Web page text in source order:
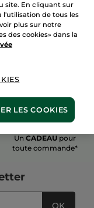
UnCADEAU pour
toute commande*
OK
site. En cliquant sur
l'utilisation de tous les
plus sur notre
des cookies» dans la
LES COOKIES